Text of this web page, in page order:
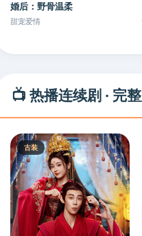
婚后：野骨温柔
甜宠爱情
📺 热播连续剧 · 完
古装